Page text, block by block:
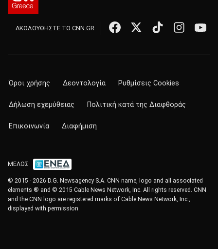
ΑΚΟΛΟΥΘΗΣΤΕ ΤΟ CNN.GR
Όροι χρήσης Δεοντολογία Ρυθμίσεις Cookies
Δήλωση εχεμύθειας Πολιτική κατά της Διαφθοράς
Επικοινωνία Διαφήμιση
ΜΕΛΟΣ
© 2015 - 2026 D.G. Newsagency S.A. CNN name, logo and all associated
elements ® and © 2015 Cable News Network, Inc. All rights reserved. CNN
and the CNN logo are registered marks of Cable News Network, Inc.,
displayed with permission